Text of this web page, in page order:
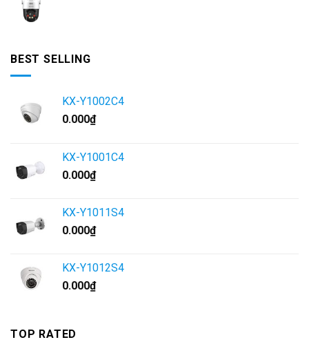
BEST SELLING
KX-Y1002C4
0.000₫
KX-Y1001C4
0.000₫
KX-Y1011S4
0.000₫
KX-Y1012S4
0.000₫
TOP RATED